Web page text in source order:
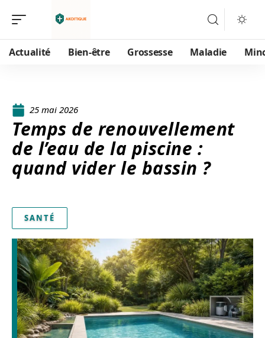
Actualité Bien-être Grossesse Maladie
25 mai 2026
Temps de renouvellement
de l’eau de la piscine :
quand vider le bassin ?
SANTÉ